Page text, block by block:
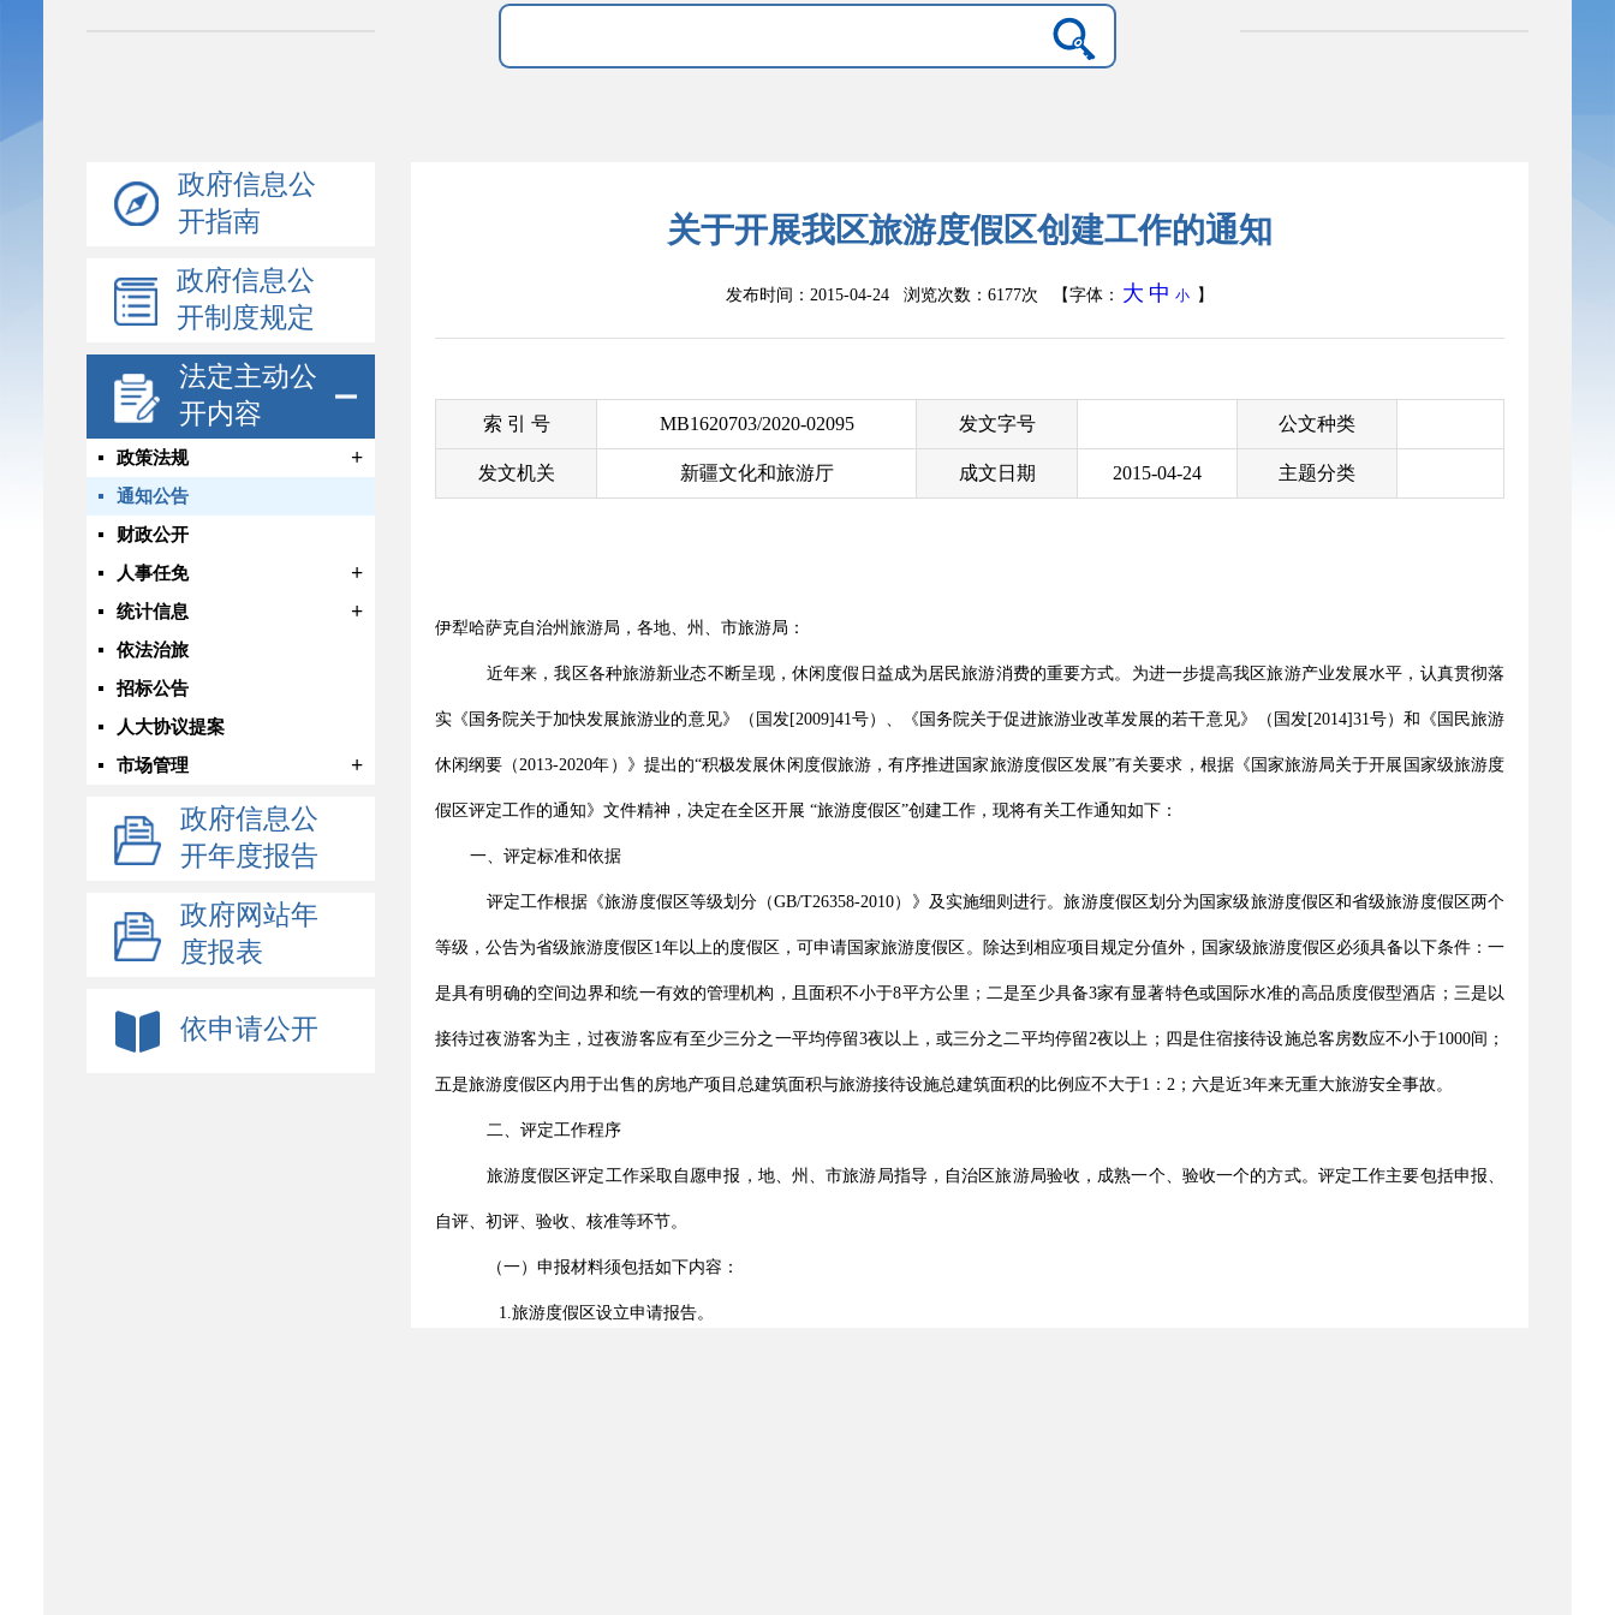
政府信息公
开指南
政府信息公
开制度规定
法定主动公
开内容
政策法规 +
通知公告
财政公开
人事任免
+
统计信息 +
依法治旅
招标公告
人大协议提案
市场管理
+
政府信息公
开年度报告
政府网站年
度报表
依申请公开
关于开展我区旅游度假区创建工作的通知
发布时间：2015-04-24 浏览次数： 6177次 【字体： 大 中 小 】
索 引 号 MB1620703/2020-02095 发文字号 公文种类
发文机关 新疆文化和旅游厅 成文日期 2015-04-24 主题分类
伊犁哈萨克自治州旅游局，各地、州、市旅游局：
近年来，我区各种旅游新业态不断呈现，休闲度假日益成为居民旅游消费的重要方式。为进一步提高我区旅游产业发展水平，认真贯彻落
实《国务院关于加快发展旅游业的意见》（国发[2009]41号）、《国务院关于促进旅游业改革发展的若干意见》（国发[2014]31号）和《国民旅游
休闲纲要（2013-2020年）》提出的“积极发展休闲度假旅游，有序推进国家旅游度假区发展”有关要求，根据《国家旅游局关于开展国家级旅游度
假区评定工作的通知》文件精神，决定在全区开展 “旅游度假区”创建工作，现将有关工作通知如下：
一、评定标准和依据
评定工作根据《旅游度假区等级划分（GB/T26358-2010）》及实施细则进行。旅游度假区划分为国家级旅游度假区和省级旅游度假区两个
等级，公告为省级旅游度假区1年以上的度假区，可申请国家旅游度假区。除达到相应项目规定分值外，国家级旅游度假区必须具备以下条件：一
是具有明确的空间边界和统一有效的管理机构，且面积不小于8平方公里；二是至少具备3家有显著特色或国际水准的高品质度假型酒店；三是以
接待过夜游客为主，过夜游客应有至少三分之一平均停留3夜以上，或三分之二平均停留2夜以上；四是住宿接待设施总客房数应不小于1000间；
五是旅游度假区内用于出售的房地产项目总建筑面积与旅游接待设施总建筑面积的比例应不大于1：2；六是近3年来无重大旅游安全事故。
二、评定工作程序
旅游度假区评定工作采取自愿申报，地、州、市旅游局指导，自治区旅游局验收，成熟一个、验收一个的方式。评定工作主要包括申报、
自评、初评、验收、核准等环节。
（一）申报材料须包括如下内容：
1.旅游度假区设立申请报告。